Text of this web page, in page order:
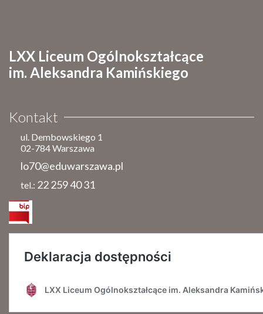
LXX Liceum Ogólnokształcące
im. Aleksandra Kamińskiego
Kontakt
ul. Dembowskiego 1
02-784 Warszawa
lo70@eduwarszawa.pl
tel.: 22 259 40 31